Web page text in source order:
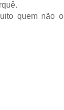
quem não o